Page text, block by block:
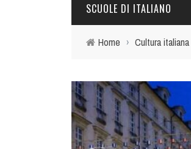
SCUOLE DI ITALIANO
MILANO
ROMA
TORINO
Home › Cultura italiana